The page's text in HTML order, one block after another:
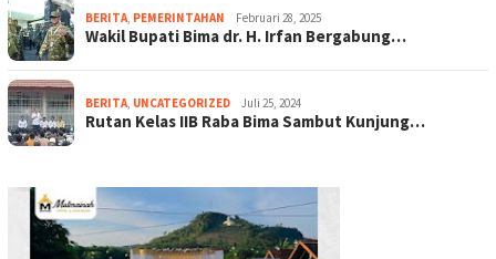
BERITA PEMERINTAHAN Februari 28, 2025
Wakil Bupati Bima dr. H. Irfan Bergabung…
BERITA UNCATEGORIZED Juli 25, 2024
Rutan Kelas IIB Raba Bima Sambut Kunjung…